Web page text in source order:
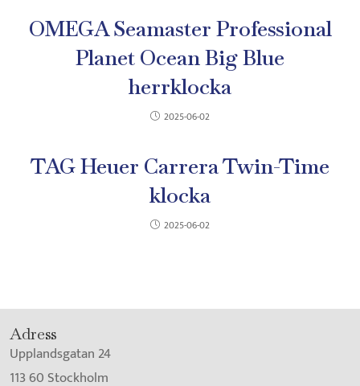
OMEGA Seamaster Professional
Planet Ocean Big Blue
herrklocka
2025-06-02
TAG Heuer Carrera Twin-Time
klocka
2025-06-02
Adress
Upplandsgatan 24
113 60 Stockholm